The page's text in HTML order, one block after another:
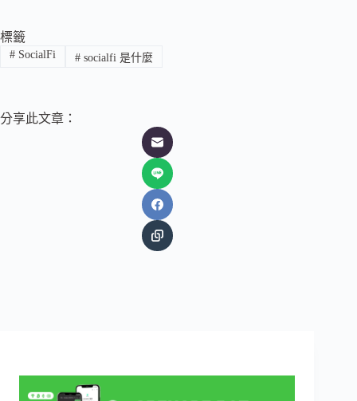
標籤
#SocialFi #socialfi 是什麼
分享此文章：